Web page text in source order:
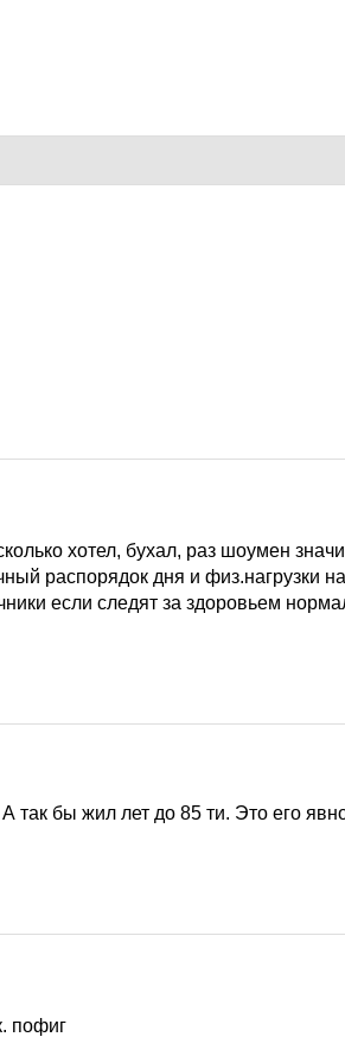
хотел, бухал, раз шоумен
распорядок дня и физ.нагрузки
если следят за здоровьем
бы жил лет до 85 ти. Это его
пофиг